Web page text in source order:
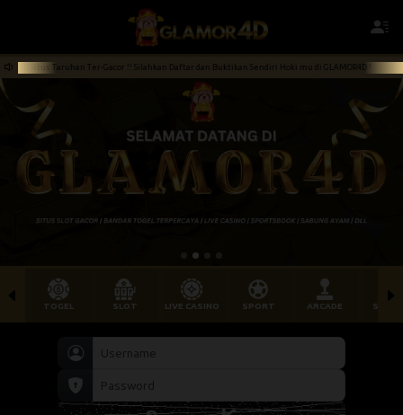
Daftar dan Buktikan Sendiri Hoki mu di GLAMOR4D ! Selamat Datang di
TOGEL SLOT LIVE CASINO SPORT ARCADE